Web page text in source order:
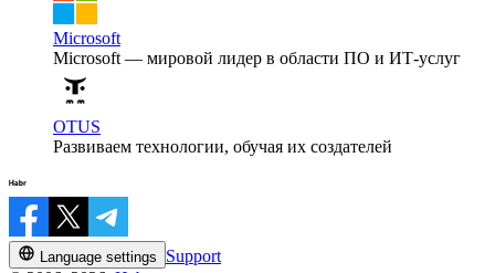
Microsoft
Microsoft — мировой лидер в области ПО и ИТ-услуг
OTUS
Развиваем технологии, обучая их создателей
Language settings
Support